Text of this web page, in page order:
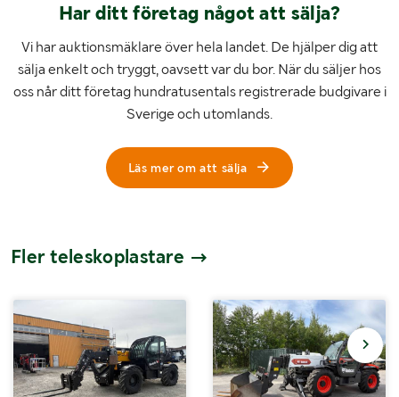
Har ditt företag något att sälja?
Vi har auktionsmäklare över hela landet. De hjälper dig att
sälja enkelt och tryggt, oavsett var du bor. När du säljer hos
oss når ditt företag hundratusentals registrerade budgivare i
Sverige och utomlands.
Läs mer om att sälja
Fler teleskoplastare